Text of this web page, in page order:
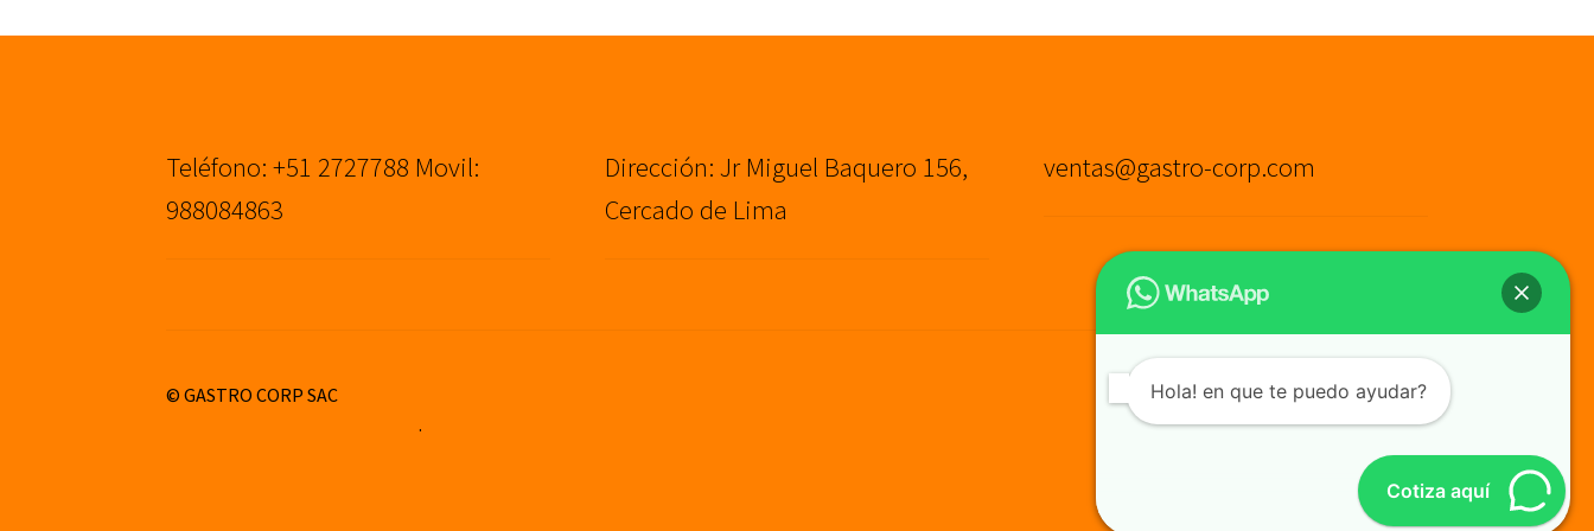
Teléfono: +51 2727788 Movil:
988084863
Dirección: Jr Miguel Baquero 156,
Cercado de Lima
ventas@gastro-corp.com
© GASTRO CORP SAC
Construido con WooCommerce.
Hola! en que te puedo ayudar?
Cotiza aquí